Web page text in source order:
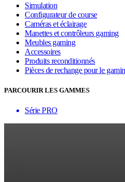
Simulation
Configurateur de course
Caméras et éclairage
Manettes et contrôleurs gaming
Meubles gaming
Accessoires
Produits reconditionnés
Pièces de rechange pour le
PARCOURIR LES GAMMES
Série PRO